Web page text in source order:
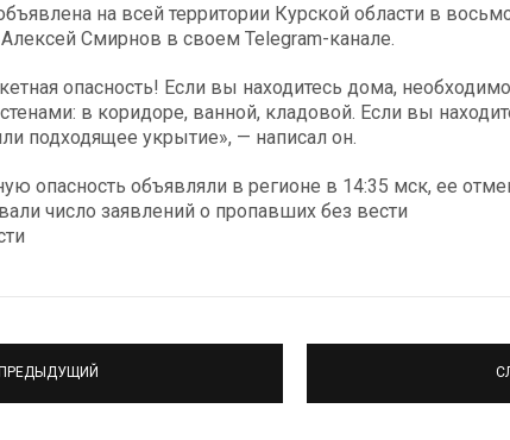
на всей территории Курской области в
Смирнов в своем Telegram-канале.
опасность! Если вы находитесь дома,
в коридоре, ванной, кладовой. Если вы
подходящее укрытие», — написал он.
опасность объявляли в регионе в 14:35 мск, ее
число заявлений о пропавших без вести
ПРЕДЫДУЩИЙ